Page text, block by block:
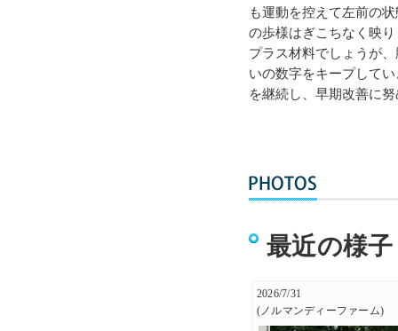
も運動を控えて左前の
の歩様はぎこちなく映
プラス材料でしょうが
いの数字をキープして
を継続し、早期改善に
最近の様子
2026/7/31
(ノルマンディーファーム)